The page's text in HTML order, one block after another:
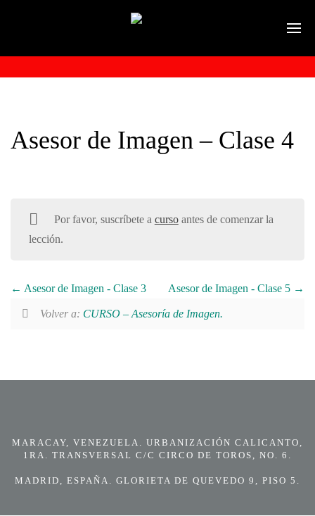
Asesor de Imagen – Clase 4
Por favor, suscríbete a cursoantes de comenzar la
lección.
Asesor de Imagen - Clase 3 Asesor de Imagen - Clase 5
Volver a: CURSO – Asesoría de Imagen.
MARACAY, VENEZUELA. URBANIZACIÓN CALICANTO,
1RA. TRANSVERSAL C/C CIRCO DE TOROS, NO. 6.
MADRID, ESPAÑA. GLORIETA DE QUEVEDO 9, PISO 5.